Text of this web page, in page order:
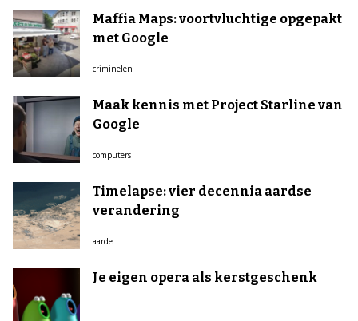
Maffia Maps: voortvluchtige opgepakt
met Google
criminelen
Maak kennis met Project Starline van
Google
computers
Timelapse: vier decennia aardse
verandering
aarde
Je eigen opera als kerstgeschenk